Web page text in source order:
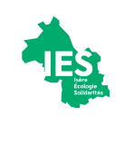
contenu